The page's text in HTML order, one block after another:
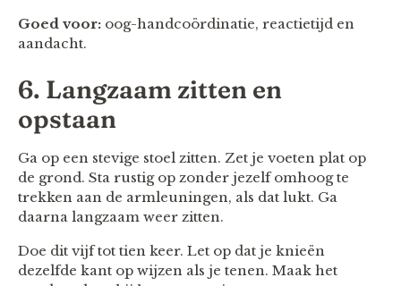
Goed voor: oog-handcoördinatie, reactietijd en
aandacht.
6. Langzaam zitten en
opstaan
Ga op een stevige stoel zitten. Zet je voeten plat op
de grond. Sta rustig op zonder jezelf omhoog te
trekken aan de armleuningen, als dat lukt. Ga
daarna langzaam weer zitten.
Doe dit vijf tot tien keer. Let op dat je knieën
dezelfde kant op wijzen als je tenen. Maak het